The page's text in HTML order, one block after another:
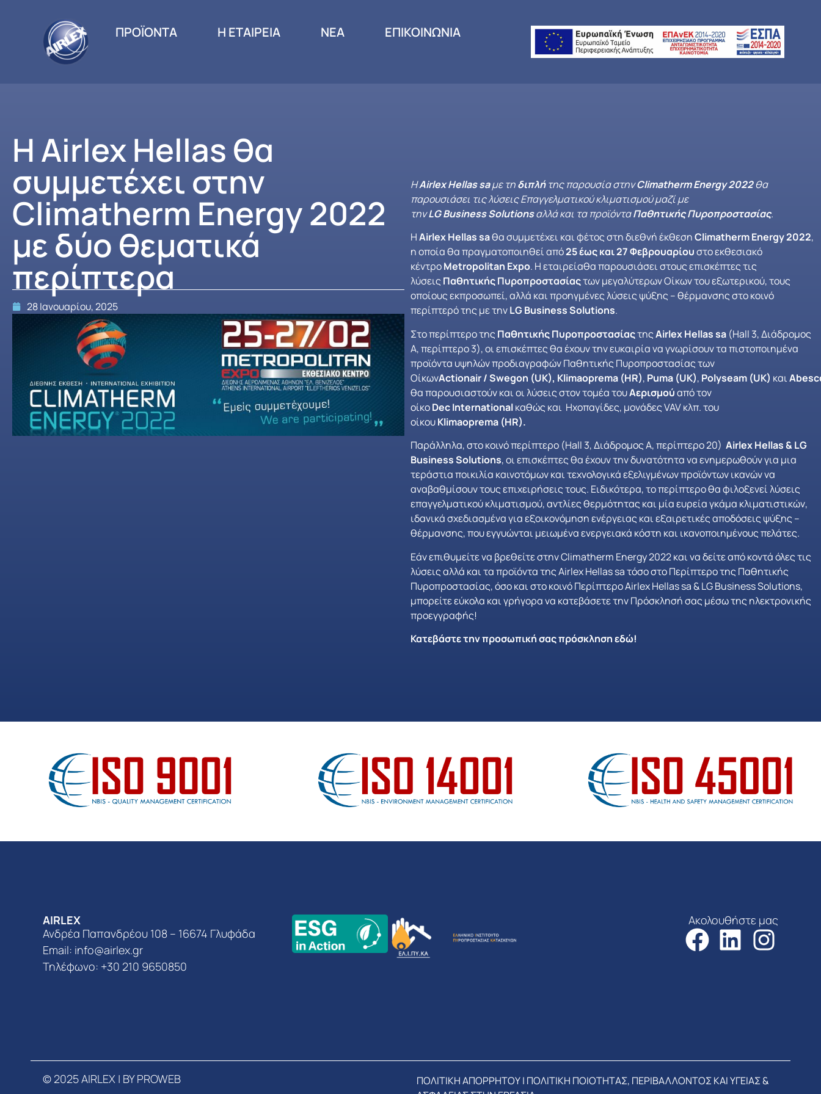
ΠΡΟΪΟΝΤΑ Η ΕΤΑΙΡΕΙΑ ΝΕΑ ΕΠΙΚΟΙΝΩΝΙΑ
Η Airlex Hellas θα
συμμετέχει στην
Climatherm Energy 2022
με δύο θεματικά
περίπτερα
28 Ιανουαρίου, 2025
ΗAirlexHellassaμε τηδιπλήτης παρουσία στηνClimathermEnergy2022θα
παρουσιάσει τις λύσεις Επαγγελματικού κλιματισμού μαζί με
τηνLGBusinessSolutionsαλλά και τα προϊόνταΠαθητικής Πυροπροστασίας.
HAirlexHellassaθα συμμετέχει και φέτος στη διεθνή έκθεσηClimatherm Energy 2022,
η οποία θα πραγματοποιηθεί από25 έως και 27 Φεβρουαρίουστο εκθεσιακό
κέντροMetropolitan Expo. Η εταιρείαθα παρουσιάσει στους επισκέπτες τις
λύσεις Παθητικής Πυροπροστασίαςτων μεγαλύτερων Οίκων του εξωτερικού, τους
οποίους εκπροσωπεί, αλλά και προηγμένες λύσεις ψύξης – θέρμανσης στο κοινό
περίπτερό της με τηνLGBusinessSolutions.
Στο περίπτερο της Παθητικής ΠυροπροστασίαςτηςAirlexHellassa (Hall 3, Διάδρομος
Α, περίπτερο 3), οι επισκέπτες θα έχουν την ευκαιρία να γνωρίσουν τα πιστοποιημένα
προϊόντα υψηλών προδιαγραφών Παθητικής Πυροπροστασίας των
ΟίκωνActionair/Swegon (UK), Klimaoprema (HR), Puma (UK), Polyseam (UK) και
θα παρουσιαστούν και οι λύσεις στον τομέα τουΑερισμούαπό τον
οίκοDecInternationalκαθώς και Ηχοπαγίδες, μονάδες VAV κλπ. του
οίκουKlimaoprema (HR).
Παράλληλα, στο κοινό περίπτερο (Hall 3, Διάδρομος Α, περίπτερο 20) Airlex Hellas & LG
Business Solutions, οι επισκέπτες θα έχουν την δυνατότητα να ενημερωθούν για μια
τεράστια ποικιλία καινοτόμων και τεχνολογικά εξελιγμένων προϊόντων ικανών να
αναβαθμίσουν τους επιχειρήσεις τους. Ειδικότερα, το περίπτερο θα φιλοξενεί λύσεις
επαγγελματικού κλιματισμού, αντλίες θερμότητας και μία ευρεία γκάμα κλιματιστικών,
ιδανικά σχεδιασμένα για εξοικονόμηση ενέργειας και εξαιρετικές αποδόσεις ψύξης –
θέρμανσης, που εγγυώνται μειωμένα ενεργειακά κόστη και ικανοποιημένους πελάτες.
Εάν επιθυμείτε να βρεθείτε στην Climatherm Energy 2022 και να δείτε από κοντά όλες τις
λύσεις αλλά και τα προϊόντα της Airlex Hellas sa τόσο στο Περίπτερο της Παθητικής
Πυροπροστασίας, όσο και στο κοινό Περίπτερο Airlex Hellas sa & LG Business Solutions,
μπορείτε εύκολα και γρήγορα να κατεβάσετε την Πρόσκλησή σας μέσω της ηλεκτρονικής
προεγγραφής!
Κατεβάστε την προσωπική σας πρόσκληση εδώ!
AIRLEX
Ανδρέα Παπανδρέου 108 – 16674 Γλυφάδα
Email: info@airlex.gr
Τηλέφωνο: +30 210 9650850
Ακολουθήστε μας
© 2025 AIRLEX | BY PROWEB ΠΟΛΙΤΙΚΗ ΑΠΟΡΡΗΤΟΥ| ΠΟΛΙΤΙΚΗ ΠΟΙΟΤΗΤΑΣ, ΠΕΡΙΒΑΛΛΟΝΤΟΣ ΚΑΙ ΥΓΕΙΑΣ &